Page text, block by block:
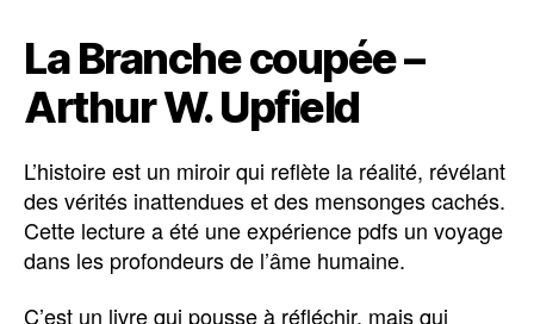
La Branche coupée –
Arthur W. Upfield
L’histoire est un miroir qui reflète la réalité, révélant
des vérités inattendues et des mensonges cachés.
Cette lecture a été une expérience pdfs un voyage
dans les profondeurs de l’âme humaine.
C’est un livre qui pousse à réfléchir, mais qui